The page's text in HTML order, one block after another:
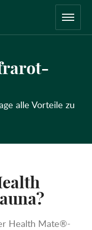
alle Vorteile zu
Health Mate®-